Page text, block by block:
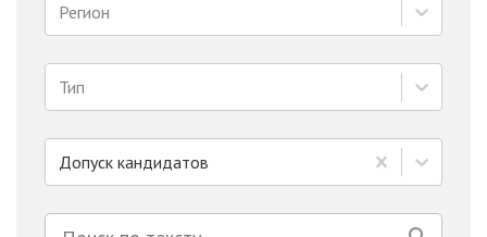
Регион
Тип
Допуск кандидатов